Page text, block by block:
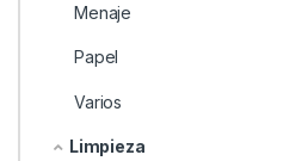
Menaje
Papel
Varios
Limpieza